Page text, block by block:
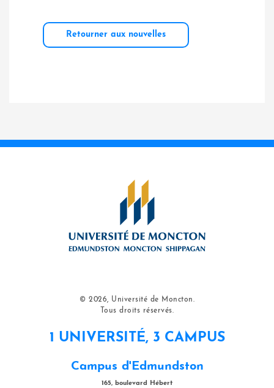
Retourner aux nouvelles
© 2026, Université de Moncton.
Tous droits réservés.
1 UNIVERSITÉ, 3 CAMPUS
Campus d'Edmundston
165, boulevard Hébert